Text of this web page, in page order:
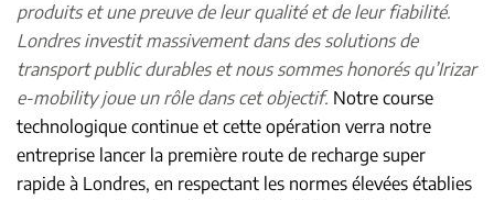
produits et une preuve de leur qualité et de leur fiabilité.
Londres investit massivement dans des solutions de
transport public durables et nous sommes honorés qu’Irizar
e-mobility joue un rôle dans cet objectif. Notre course
technologique continue et cette opération verra notre
entreprise lancer la première route de recharge super
rapide à Londres, en respectant les normes élevées établies